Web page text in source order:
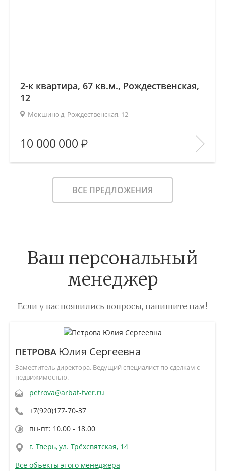
2-к квартира, 67 кв.м., Рождественская,
12
Мокшино д, Рождественская, 12
Площадь (общ/жил/кух), м2:
67.6/35/11
Количество комнат:
2
Этаж:
5/7
В ИЗБРАННОЕ
10 000 000
ВСЕ ПРЕДЛОЖЕНИЯ
Ваш персональный
менеджер
Если у вас появились вопросы, напишите нам!
ПЕТРОВА Юлия Сергеевна
Заместитель директора. Ведущий специалист по сделкам с
недвижимостью.
petrova@arbat-tver.ru
+7(920)177-70-37
пн-пт: 10.00 - 18.00
г. Тверь, ул. Трёхсвятская, 14
Все объекты этого менеджера